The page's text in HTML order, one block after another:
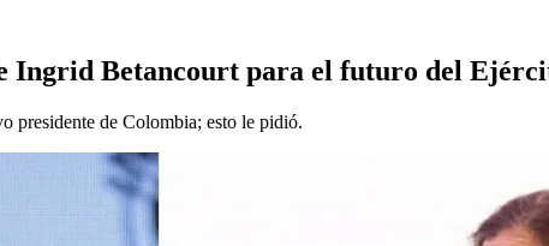
Ingrid Betancourt para el futuro del
presidente de Colombia; esto le pidió.